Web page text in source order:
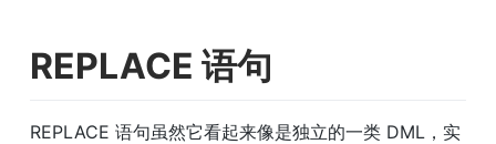
REPLACE 语句
REPLACE 语句虽然它看起来像是独立的一类 DML，实